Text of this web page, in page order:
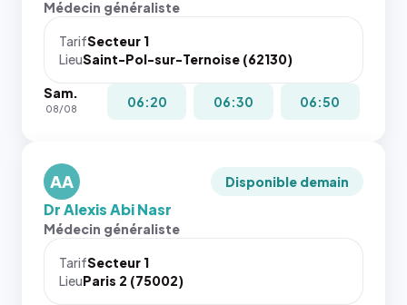
dans ce
cas. #}
navigateur
pas la
place, et
les trois
dernières
images de
l'annuaire
dans ce
cas. #}
Médecin généraliste
TarifSecteur 1
LieuSaint-Pol-sur-Ternoise (62130)
Sam.
08/08 06:20 06:30 06:50
AA Disponible demain
Dr Alexis Abi Nasr
Médecin généraliste
TarifSecteur 1
LieuParis 2 (75002)